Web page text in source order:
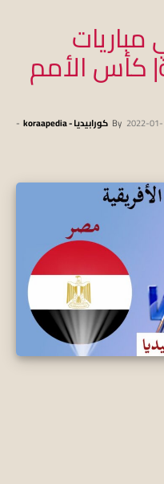
مباريات
كأس الأمم
By كورابيديا - koraapedia - 2022-